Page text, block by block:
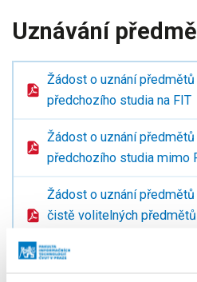
Uznávání
Žádost o uznání předmětů
předchozího studia na FIT
Žádost o uznání předmětů
předchozího studia mimo
Žádost o uznání
čistě volitelných